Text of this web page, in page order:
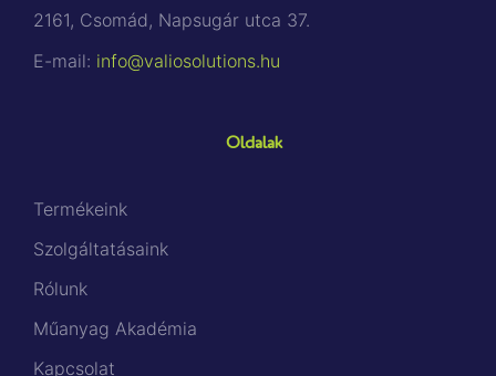
2161, Csomád, Napsugár utca 37.
E-mail: info@valiosolutions.hu
Oldalak
Termékeink
Szolgáltatásaink
Rólunk
Műanyag Akadémia
Kapcsolat